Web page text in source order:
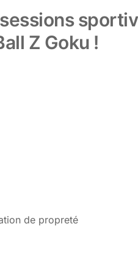
Z Goku !
de propreté